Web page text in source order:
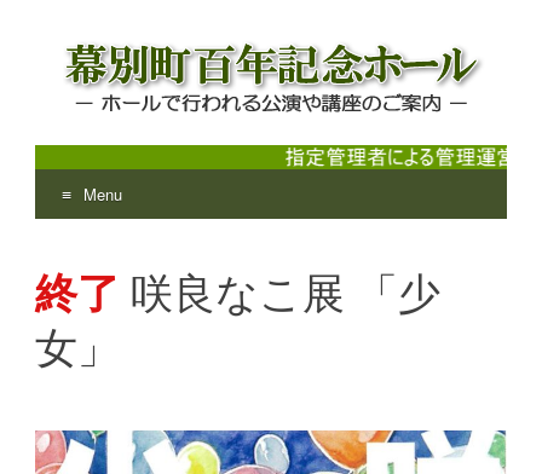
幕別町百年記念ホール
ホールで行われる公演や講座のご案内
Menu
content
終了 咲良なこ展 「少
女」